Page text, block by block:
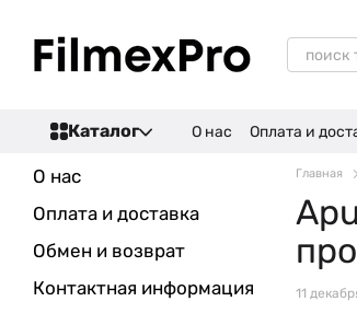
Каталог О нас Оплата и
Главная
11
О нас
Оплата и доставка
Обмен и возврат
Контактная информация